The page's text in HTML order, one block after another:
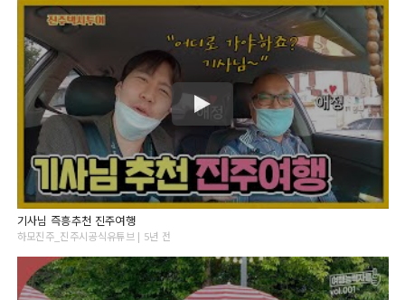
기사님 즉흥추천 진주여행
하모진주_진주시공식유튜브 | 5년 전